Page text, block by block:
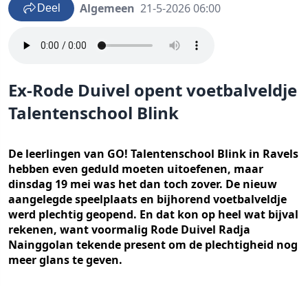
Deel Algemeen 21-5-2026 06:00
Ex-Rode Duivel opent voetbalveldje
Talentenschool Blink
De leerlingen van GO! Talentenschool Blink in Ravels
hebben even geduld moeten uitoefenen, maar
dinsdag 19 mei was het dan toch zover. De nieuw
aangelegde speelplaats en bijhorend voetbalveldje
werd plechtig geopend. En dat kon op heel wat bijval
rekenen, want voormalig Rode Duivel Radja
Nainggolan tekende present om de plechtigheid nog
meer glans te geven.